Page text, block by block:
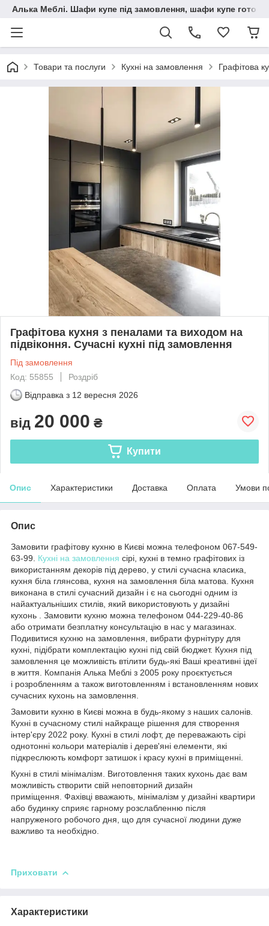
Алька Меблі. Шафи купе під замовлення, шафи купе готові,
Товари та послуги Кухні на замовлення Графітова
Графітова кухня з пеналами та виходом на
підвіконня. Сучасні кухні під замовлення
Під замовлення
Код: 55855
Роздріб
Відправка з 12 вересня 2026
від 20 000 ₴
Купити
Опис Характеристики Доставка Оплата Умови
Опис
Замовити графітову кухню в Києві можна телефоном 067-549-
63-99. Кухні на замовлення сірі, кухні в темно графітових із
використанням декорів під дерево, у стилі сучасна класика,
кухня біла глянсова, кухня на замовлення біла матова. Кухня
виконана в стилі сучасний дизайн і є на сьогодні одним із
найактуальніших стилів, який використовують у дизайні
кухонь . Замовити кухню можна телефоном 044-229-40-86
або отримати безплатну консультацію в нас у магазинах.
Подивитися кухню на замовлення, вибрати фурнітуру для
кухні, підібрати комплектацію кухні під свій бюджет. Кухня під
замовлення це можливість втілити будь-які Ваші креативні ідеї
в життя. Компанія Алька Меблі з 2005 року проєктується
і розробленням а також виготовленням і встановленням нових
сучасних кухонь на замовлення.
Замовити кухню в Києві можна в будь-якому з наших салонів.
Кухні в сучасному стилі найкраще рішення для створення
інтер'єру 2022 року. Кухні в стилі лофт, де переважають сірі
однотонні кольори матеріалів і дерев'яні елементи, які
підкреслюють комфорт затишок і красу кухні в приміщенні.
Кухні в стилі мінімалізм. Виготовлення таких кухонь дає вам
можливість створити свій неповторний дизайн
приміщення. Фахівці вважають, мінімалізм у дизайні квартири
або будинку сприяє гарному розслабленню після
напруженого робочого дня, що для сучасної людини дуже
важливо та необхідно.
Приховати
Характеристики